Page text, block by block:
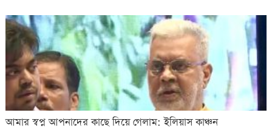
আমার স্বপ্ন আপনাদের কাছে দিয়ে গেলাম: ইলিয়াস কাঞ্চন